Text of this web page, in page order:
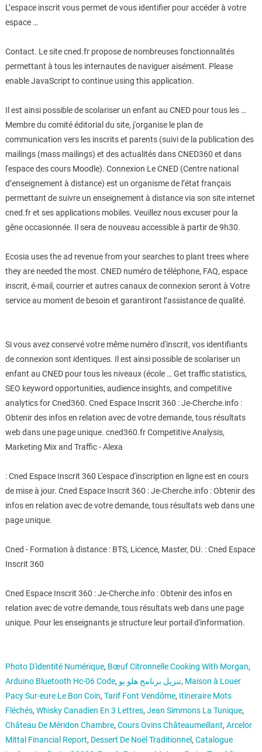
L’espace inscrit vous permet de vous identifier pour accéder à votre
espace …
Contact. Le site cned.fr propose de nombreuses fonctionnalités
permettant à tous les internautes de naviguer aisément. Please
enable JavaScript to continue using this application.
Il est ainsi possible de scolariser un enfant au CNED pour tous les …
Membre du comité éditorial du site, j'organise le plan de
communication vers les inscrits et parents (suivi de la publication des
mailings (mass mailings) et des actualités dans CNED360 et dans
l'espace des cours Moodle). Connexion Le CNED (Centre national
d’enseignement à distance) est un organisme de l’état français
permettant de suivre un enseignement à distance via son site internet
cned.fr et ses applications mobiles. Veuillez nous excuser pour la
gêne occasionnée. Il sera de nouveau accessible à partir de 9h30.
Ecosia uses the ad revenue from your searches to plant trees where
they are needed the most. CNED numéro de téléphone, FAQ, espace
inscrit, é-mail, courrier et autres canaux de connexion seront à Votre
service au moment de besoin et garantiront l’assistance de qualité.
Si vous avez conservé votre même numéro d'inscrit, vos identifiants
de connexion sont identiques. Il est ainsi possible de scolariser un
enfant au CNED pour tous les niveaux (école … Get traffic statistics,
SEO keyword opportunities, audience insights, and competitive
analytics for Cned360. Cned Espace Inscrit 360 : Je-Cherche.info :
Obtenir des infos en relation avec de votre demande, tous résultats
web dans une page unique. cned360.fr Competitive Analysis,
Marketing Mix and Traffic - Alexa
: Cned Espace Inscrit 360 L'espace d'inscription en ligne est en cours
de mise à jour. Cned Espace Inscrit 360 : Je-Cherche.info : Obtenir des
infos en relation avec de votre demande, tous résultats web dans une
page unique.
Cned - Formation à distance : BTS, Licence, Master, DU. : Cned Espace
Inscrit 360
Cned Espace Inscrit 360 : Je-Cherche.info : Obtenir des infos en
relation avec de votre demande, tous résultats web dans une page
unique. Pour les enseignants je structure leur portail d'information.
Photo D'identité Numérique, Bœuf Citronnelle Cooking With Morgan,
Arduino Bluetooth Hc-06 Code, تنزيل برنامج هلو يو, Maison à Louer
Pacy Sur-eure Le Bon Coin, Tarif Font Vendôme, Itineraire Mots
Fléchés, Whisky Canadien En 3 Lettres, Jean Simmons La Tunique,
Château De Méridon Chambre, Cours Ovins Châteaumeillant, Arcelor
Mittal Financial Report, Dessert De Noël Traditionnel , Catalogue